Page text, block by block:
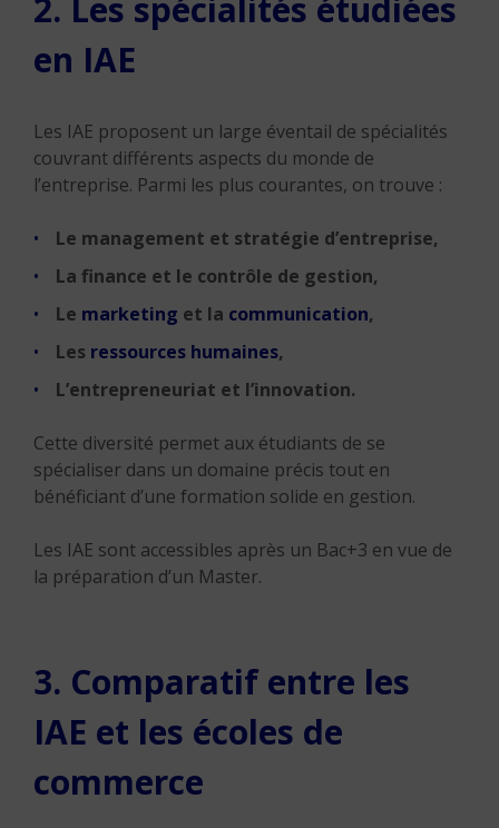
2. Les spécialités étudiées
en IAE
Les IAE proposent un large éventail de spécialités
couvrant différents aspects du monde de
l’entreprise. Parmi les plus courantes, on trouve :
Le management et stratégie d’entreprise,
La finance et le contrôle de gestion,
Le marketing et la communication,
Les ressources humaines,
L’entrepreneuriat et l’innovation.
Cette diversité permet aux étudiants de se
spécialiser dans un domaine précis tout en
bénéficiant d’une formation solide en gestion.
Les IAE sont accessibles après un Bac+3 en vue de
la préparation d’un Master.
3. Comparatif entre les
IAE et les écoles de
commerce